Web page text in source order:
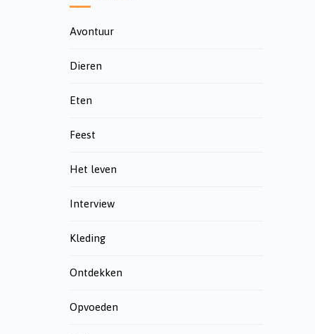
Avontuur
Dieren
Eten
Feest
Het leven
Interview
Kleding
Ontdekken
Opvoeden